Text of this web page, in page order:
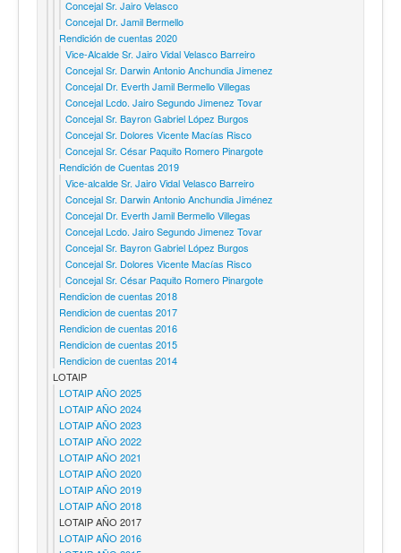
Concejal Sr. Jairo Velasco
Concejal Dr. Jamil Bermello
Rendición de cuentas 2020
Vice-Alcalde Sr. Jairo Vidal Velasco Barreiro
Concejal Sr. Darwin Antonio Anchundia Jimenez
Concejal Dr. Everth Jamil Bermello Villegas
Concejal Lcdo. Jairo Segundo Jimenez Tovar
Concejal Sr. Bayron Gabriel López Burgos
Concejal Sr. Dolores Vicente Macías Risco
Concejal Sr. César Paquito Romero Pinargote
Rendición de Cuentas 2019
Vice-alcalde Sr. Jairo Vidal Velasco Barreiro
Concejal Sr. Darwin Antonio Anchundia Jiménez
Concejal Dr. Everth Jamil Bermello Villegas
Concejal Lcdo. Jairo Segundo Jimenez Tovar
Concejal Sr. Bayron Gabriel López Burgos
Concejal Sr. Dolores Vicente Macías Risco
Concejal Sr. César Paquito Romero Pinargote
Rendicion de cuentas 2018
Rendicion de cuentas 2017
Rendicion de cuentas 2016
Rendicion de cuentas 2015
Rendicion de cuentas 2014
LOTAIP
LOTAIP AÑO 2025
LOTAIP AÑO 2024
LOTAIP AÑO 2023
LOTAIP AÑO 2022
LOTAIP AÑO 2021
LOTAIP AÑO 2020
LOTAIP AÑO 2019
LOTAIP AÑO 2018
LOTAIP AÑO 2017
LOTAIP AÑO 2016